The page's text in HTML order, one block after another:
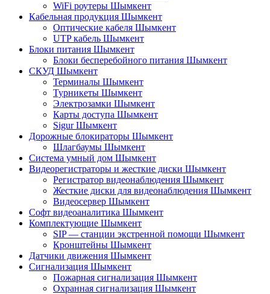
WiFi роутеры Шымкент
Кабельная продукция Шымкент
Оптические кабеля Шымкент
UTP кабель Шымкент
Блоки питания Шымкент
Блоки бесперебойного питания Шымкент
СКУД Шымкент
Терминалы Шымкент
Турникеты Шымкент
Электрозамки Шымкент
Карты доступа Шымкент
Sigur Шымкент
Дорожные блокираторы Шымкент
Шлагбаумы Шымкент
Система умный дом Шымкент
Видеорегистраторы и жесткие диски Шымкент
Регистратор видеонаблюдения Шымкент
Жесткие диски для видеонаблюдения Шымкент
Видеосервер Шымкент
Софт видеоаналитика Шымкент
Комплектующие Шымкент
SIP — станции экстренной помощи Шымкент
Кронштейны Шымкент
Датчики движения Шымкент
Сигнализация Шымкент
Пожарная сигнализация Шымкент
Охранная сигнализация Шымкент